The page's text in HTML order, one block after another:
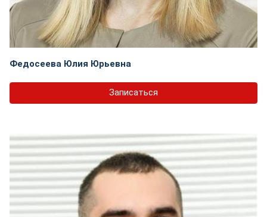
Федосеева Юлия Юрьевна
Записаться